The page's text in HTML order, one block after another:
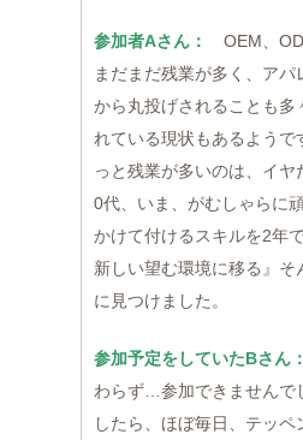
参加者Aさん： OEM、
まだまだ残業が多く、アパ
から丸投げされることも多
れている現状もあるようで
っと残業が多いのは、イ
0代、いま、がむしゃらに
かけて付けるスキルを2年
新しい望む環境に移る』そ
に見つけました。
参加予定をしていたBさん：
わらず…参加できません
したら、ほぼ毎日、テッペ